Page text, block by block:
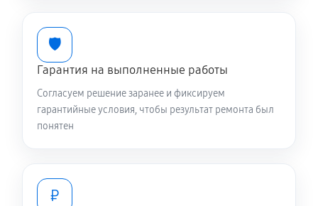
🛡️
Гарантия на выполненные работы
Согласуем решение заранее и фиксируем
гарантийные условия, чтобы результат ремонта был
понятен
₽